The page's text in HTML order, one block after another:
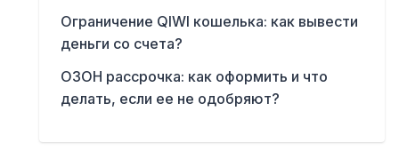
Ограничение QIWI кошелька: как вывести
деньги со счета?
ОЗОН рассрочка: как оформить и что
делать, если ее не одобряют?